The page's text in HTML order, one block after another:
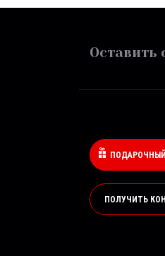
Оставить
ПОЛУЧИТЬ